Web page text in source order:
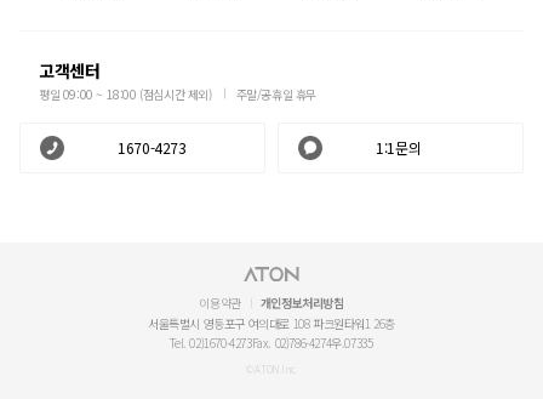
고객센터
평일 09:00 ~ 18:00 (점심시간 제외) 주말/공휴일 휴무
1670-4273 1:1문의
이용약관
개인정보처리방침
서울특별시 영등포구 여의대로 108 파크원타워1 26층
Tel. 02)1670-4273Fax. 02)786-4274우.07335
© ATON Inc.